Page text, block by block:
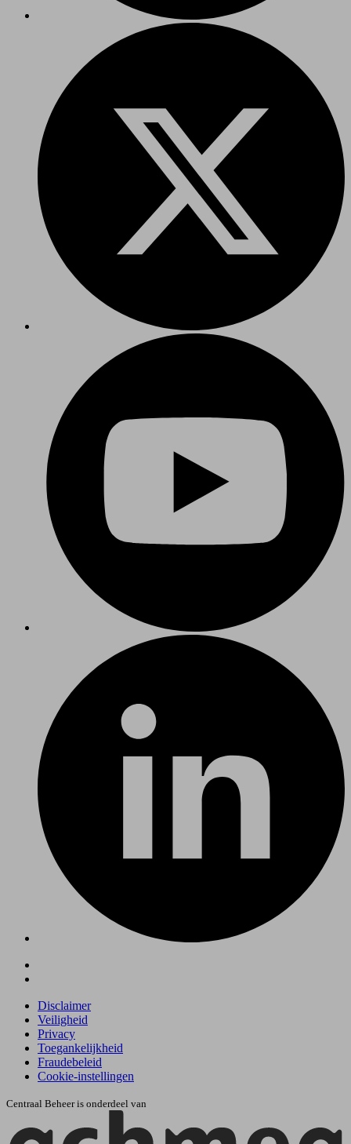
Disclaimer
Veiligheid
Privacy
Toegankelijkheid
Fraudebeleid
Cookie-instellingen
Centraal Beheer is onderdeel van